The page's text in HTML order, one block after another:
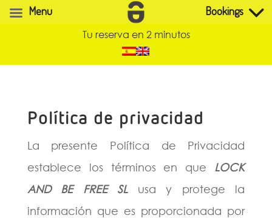
Tu reserva en 2 minutos
Política de privacidad
La presente Política de Privacidad
establece los términos en que LOCK
AND BE FREE SLusa y protege la
información que es proporcionada por
Menu Bookings